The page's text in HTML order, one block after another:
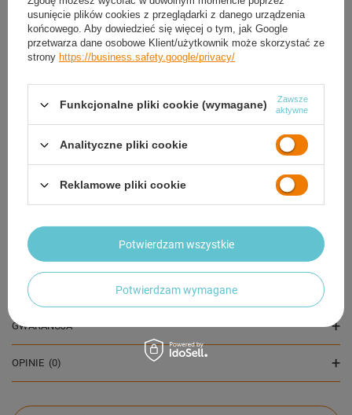
Tor Wyścigowy Samochodowy Pull Back Dla Dzieci
27,84 zł / szt.
OPIS
SZCZEGÓŁOWE DANE
GWARANCJA
OPINIE (0)
usunięcie plików cookies z przeglądarki z danego urządzenia
końcowego. Aby dowiedzieć się więcej o tym, jak Google
przetwarza dane osobowe Klient/użytkownik może skorzystać ze
strony https://business.safety.google/privacy/
Funkcjonalne pliki cookie (wymagane)
Zawsze
aktywne
Analityczne pliki cookie
Reklamowe pliki cookie
Potwierdzam wymagane
Potwierdzam wszystkie